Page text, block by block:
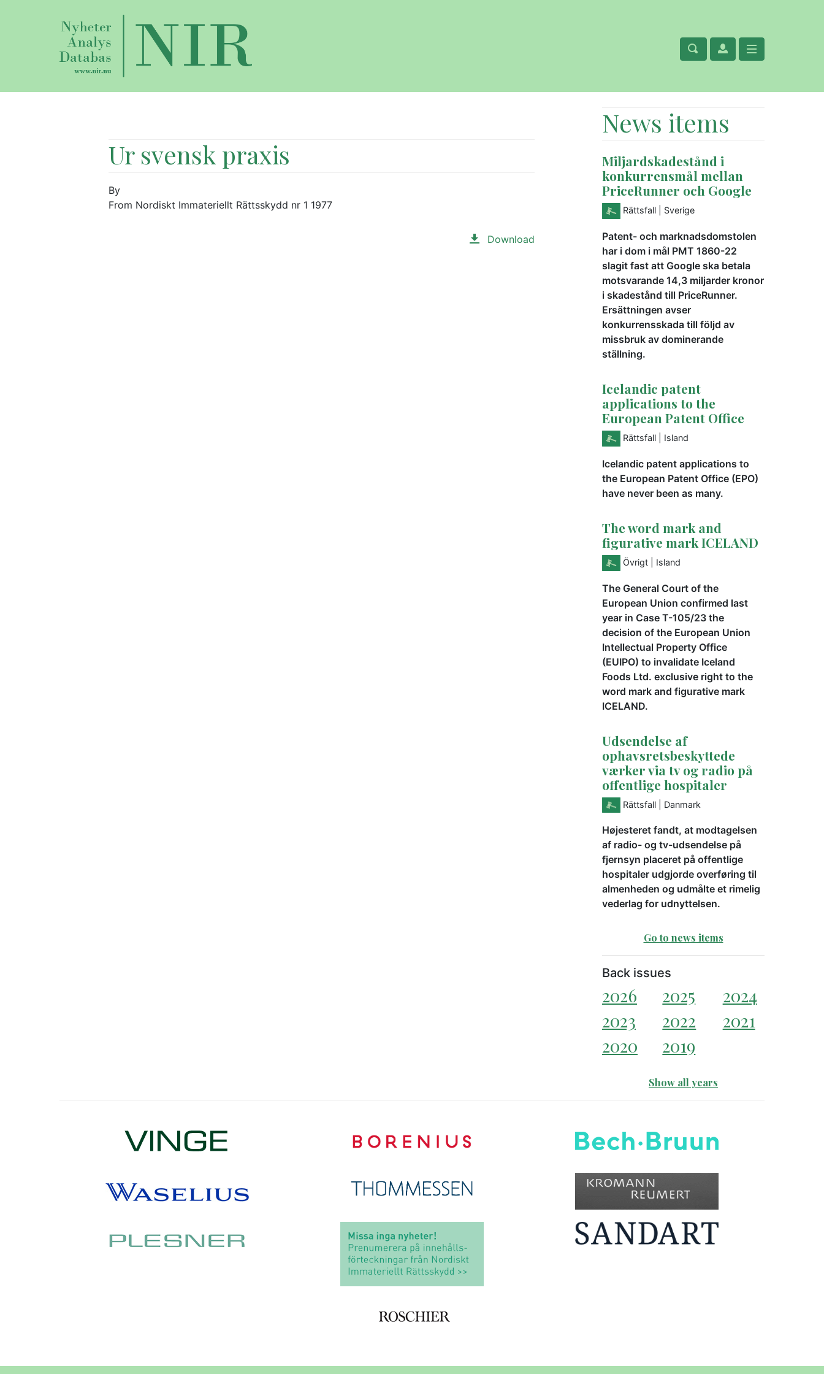
Ur svensk praxis
By
From Nordiskt Immateriellt Rättsskydd nr 1 1977
Download
News items
Miljardskadestånd i
konkurrensmål mellan
PriceRunner och Google
Rättsfall | Sverige
Patent- och marknadsdomstolen
har i dom i mål PMT 1860-22
slagit fast att Google ska betala
motsvarande 14,3 miljarder kronor
i skadestånd till PriceRunner.
Ersättningen avser
konkurrensskada till följd av
missbruk av dominerande
ställning.
Icelandic patent
applications to the
European Patent Office
Rättsfall | Island
Icelandic patent applications to
the European Patent Office (EPO)
have never been as many.
The word mark and
figurative mark ICELAND
Övrigt | Island
The General Court of the
European Union confirmed last
year in Case T-105/23 the
decision of the European Union
Intellectual Property Office
(EUIPO) to invalidate Iceland
Foods Ltd. exclusive right to the
word mark and figurative mark
ICELAND.
Udsendelse af
ophavsretsbeskyttede
værker via tv og radio på
offentlige hospitaler
Rättsfall | Danmark
Højesteret fandt, at modtagelsen
af radio- og tv-udsendelse på
fjernsyn placeret på offentlige
hospitaler udgjorde overføring til
almenheden og udmålte et rimelig
vederlag for udnyttelsen.
Go to news items
Back issues
2026 2025
2024
2023
2022
2021
2020
2019
Show all years